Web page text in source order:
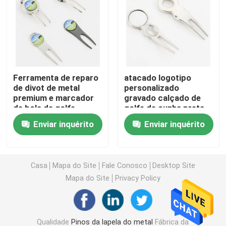
Moedas do desafio do metal
Medalha dos esportes do metal
Corrente chave personalizada
crachá do pino da lapela
Grampo de laço da camisa
Ferramenta de reparo
de divot de metal
premium e marcador
de bola de golfe
design de ferramenta
divot personalizado
Enviar inquérito
atacado logotipo
personalizado
gravado calçado de
golfe de cunha preta
estilo de design de
metal ferramenta de
reparo divot campo de
Enviar inquérito
Casa Mapa do Site Fale Conosco
Desktop Site
Mapa do Site
Privacy Policy
Qualidade Pinos da lapela do metal Fábrica da